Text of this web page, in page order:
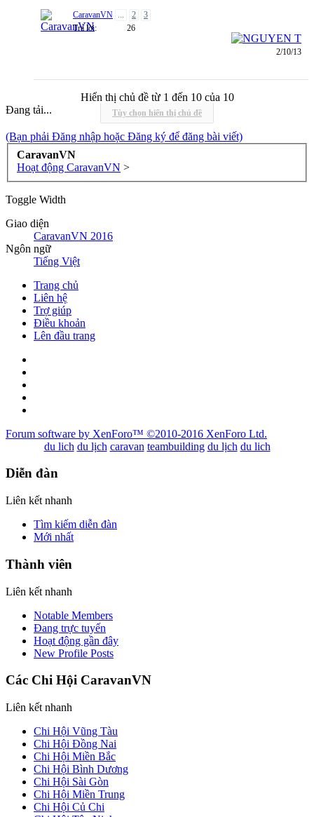
CaravanVN ... 2
3
Trả lời:
26
2/10/13
Hiển thị chủ đề từ 1 đến 10 của 10
Tùy chọn hiển thị chủ đề
Đang tải...
(Bạn phải Đăng nhập hoặc Đăng ký để đăng bài viết)
CaravanVN
Hoạt động CaravanVN >
Toggle Width
Giao diện
CaravanVN 2016
Ngôn ngữ
Tiếng Việt
Trang chủ
Liên hệ
Trợ giúp
Điều khoản
Lên đầu trang
Forum software by XenForo™ ©2010-2016 XenForo Ltd.
du lich du lịch caravan teambuilding du lịch du lich
Diễn đàn
Liên kết nhanh
Tìm kiếm diễn đàn
Mới nhất
Thành viên
Liên kết nhanh
Notable Members
Đang trực tuyến
Hoạt động gần đây
New Profile Posts
Các Chi Hội CaravanVN
Liên kết nhanh
Chi Hội Vũng Tàu
Chi Hội Đồng Nai
Chi Hội Miền Bắc
Chi Hội Bình Dương
Chi Hội Sài Gòn
Chi Hội Miền Trung
Chi Hội Củ Chi